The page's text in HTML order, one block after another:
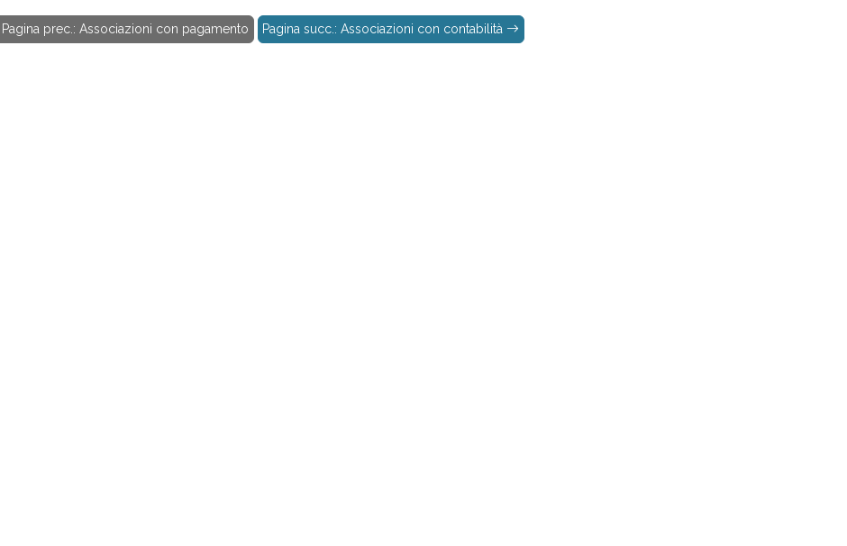
Pagina prec.: Associazioni con pagamento Pagina succ.: Associazioni con contabilità